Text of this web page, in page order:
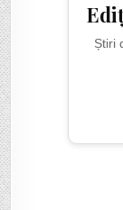
Știri